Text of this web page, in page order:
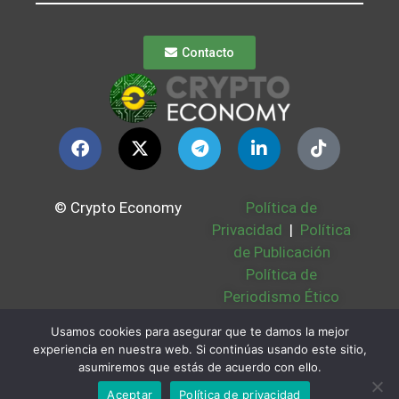
Contacto
© Crypto Economy
Política de
Privacidad | Política
de Publicación
Política de
Periodismo Ético
Bases Legales |
Partners | Sobre
Nosotros
Usamos cookies para asegurar que te damos la mejor
experiencia en nuestra web. Si continúas usando este sitio,
asumiremos que estás de acuerdo con ello.
Aceptar
Política de privacidad